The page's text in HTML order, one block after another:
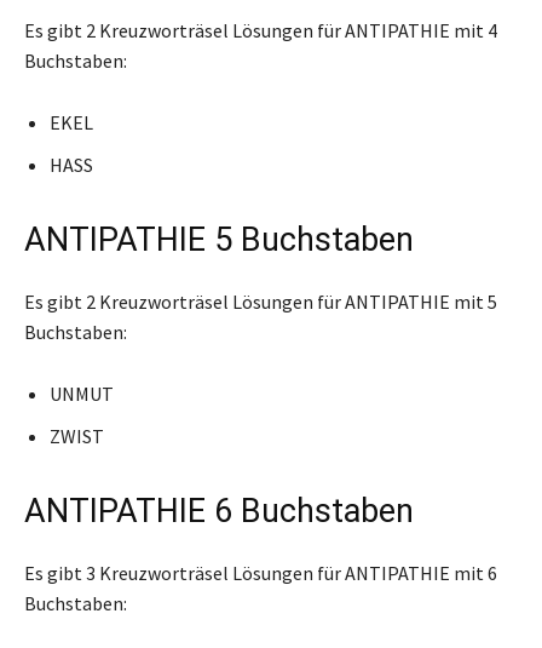
Es gibt 2 Kreuzworträsel Lösungen für ANTIPATHIE mit 4
Buchstaben:
EKEL
HASS
ANTIPATHIE 5 Buchstaben
Es gibt 2 Kreuzworträsel Lösungen für ANTIPATHIE mit 5
Buchstaben:
UNMUT
ZWIST
ANTIPATHIE 6 Buchstaben
Es gibt 3 Kreuzworträsel Lösungen für ANTIPATHIE mit 6
Buchstaben: